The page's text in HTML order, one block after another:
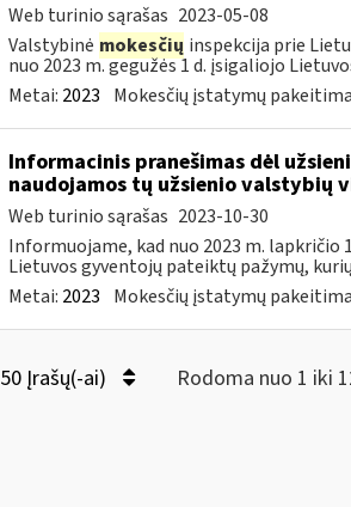
Web turinio sąrašas 2023-05-08
Valstybinė mokesčių inspekcija prie
nuo 2023 m. gegužės 1 d. įsigaliojo
Metai: 2023 Mokesčių įstatymų
Informacinis pranešimas dėl
naudojamos tų užsienio valstybių
Web turinio sąrašas 2023-10-30
Informuojame, kad nuo 2023 m. lapkričio
Lietuvos gyventojų pateiktų pažymų,
Metai: 2023 Mokesčių įstatymų
50 Įrašų(-ai) Rodoma nuo 1 iki